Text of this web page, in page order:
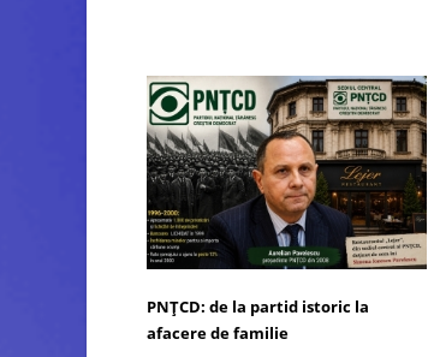
PNȚCD: de la partid istoric la
afacere de familie